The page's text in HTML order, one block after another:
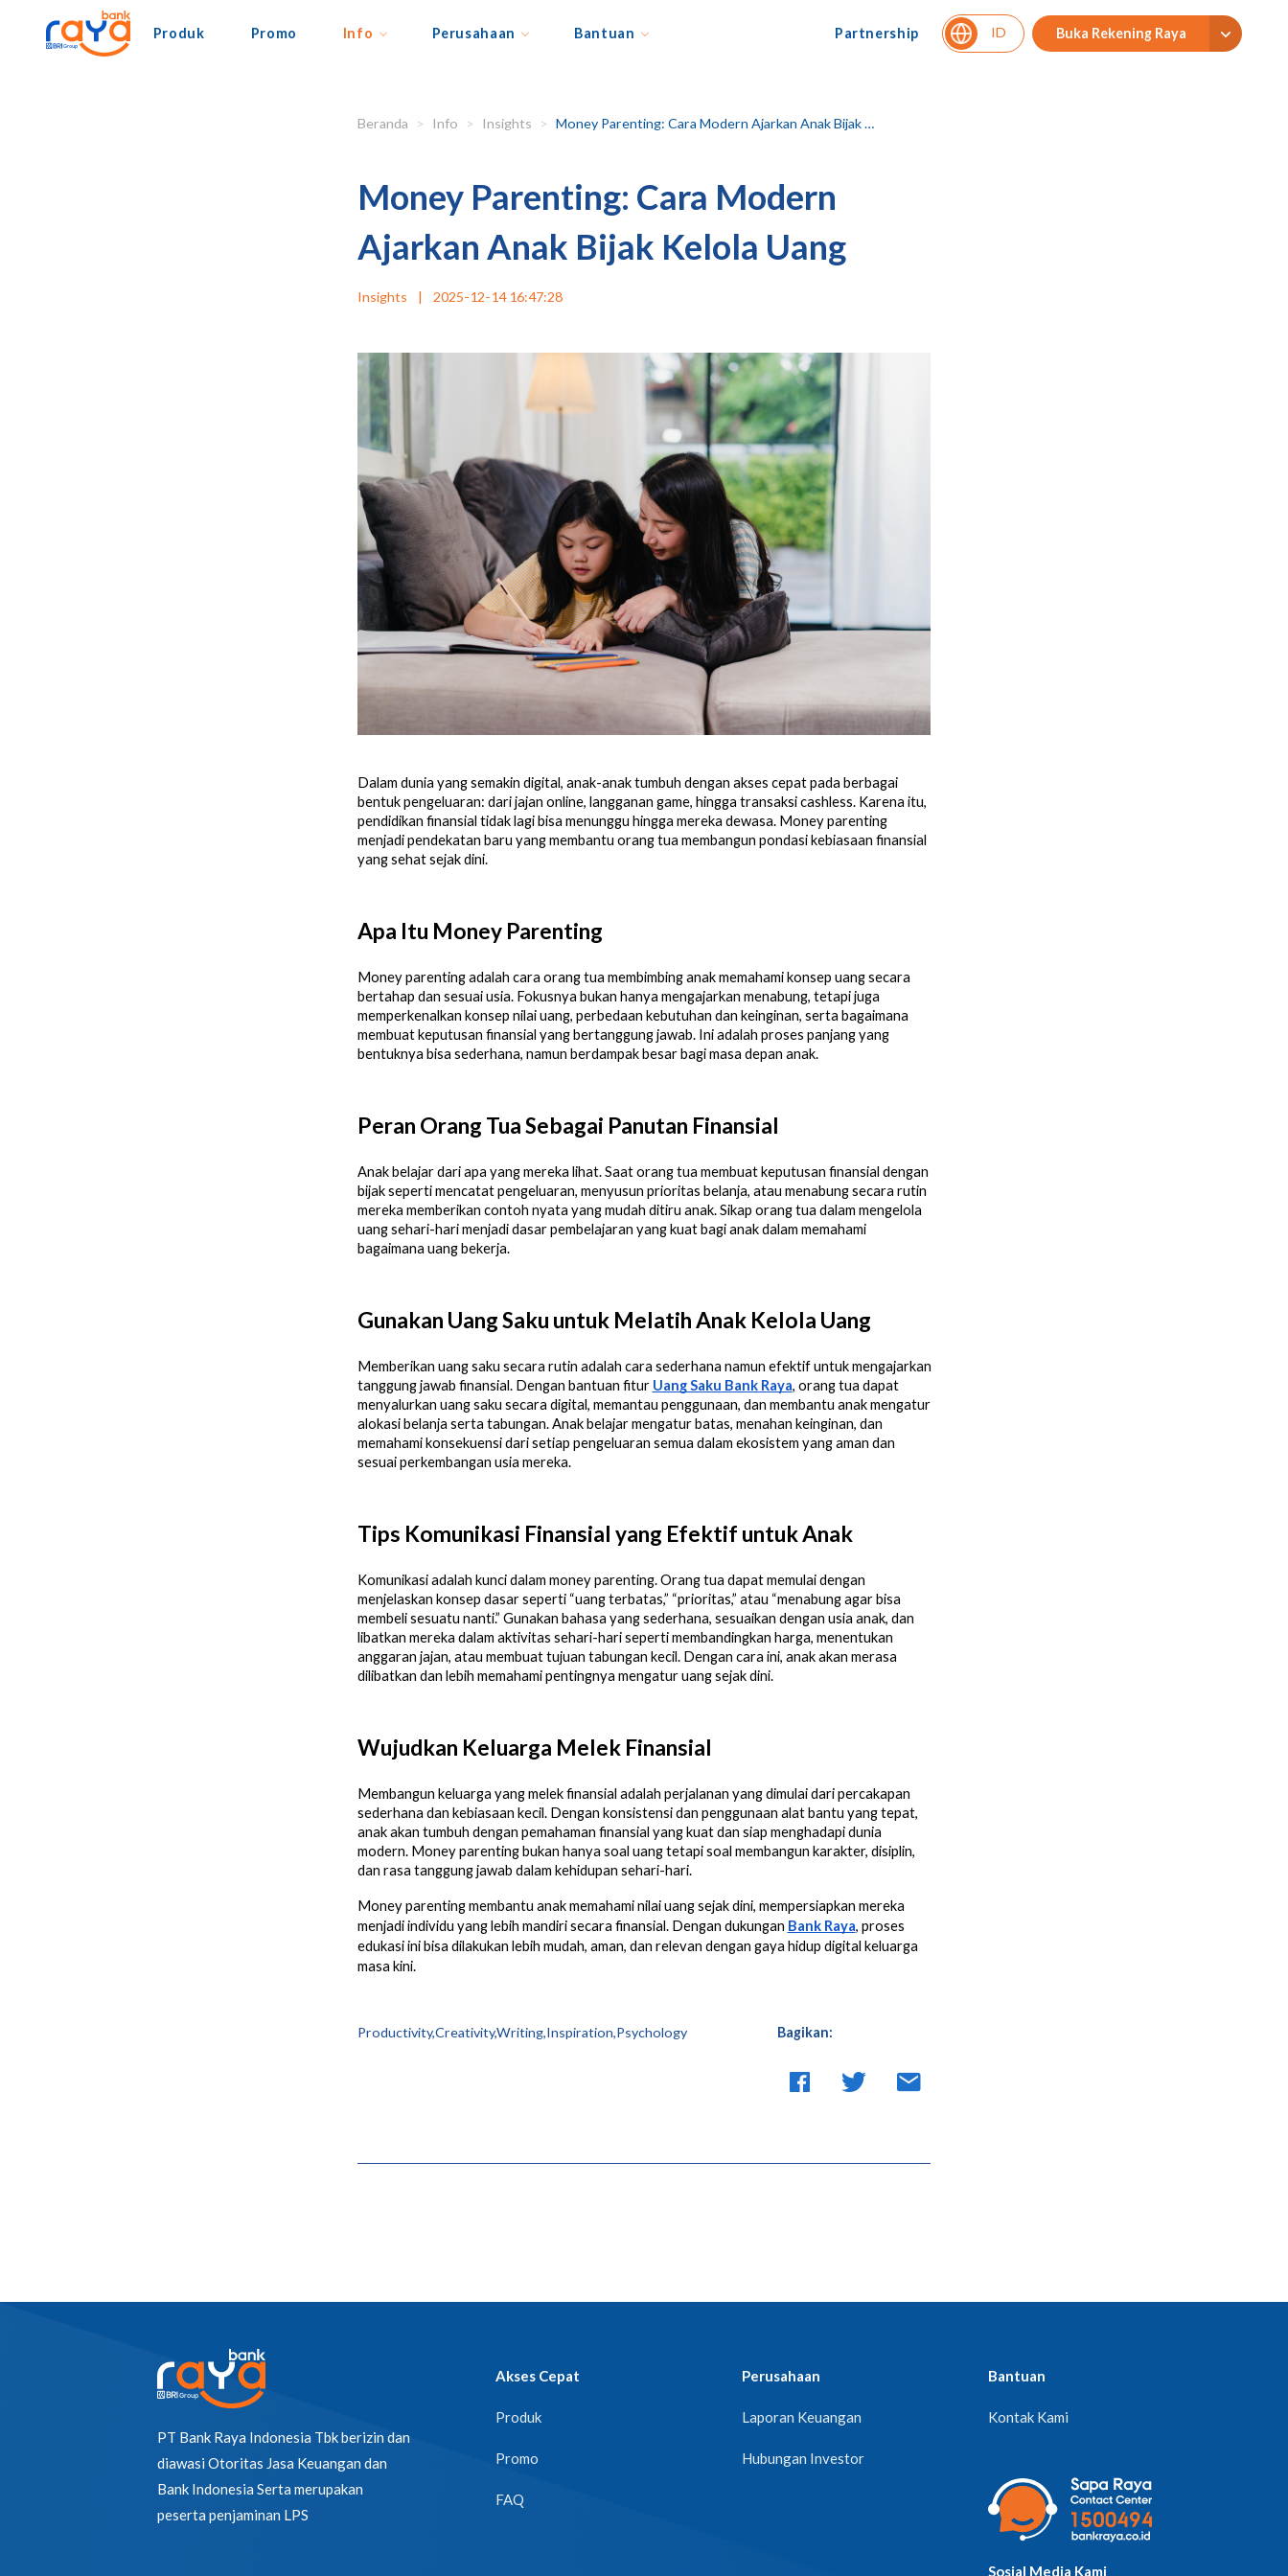
Produk Promo Info Perusahaan Bantuan Partnership ID Buka Rekening Raya
Beranda Info Insights Money Parenting: Cara Modern Ajarkan Anak Bijak Kelola Uang
Money Parenting: Cara Modern
Ajarkan Anak Bijak Kelola Uang
Insights | 2025-12-14 16:47:28
Dalam dunia yang semakin digital, anak-anak tumbuh dengan akses cepat pada berbagai
bentuk pengeluaran: dari jajan online, langganan game, hingga transaksi cashless. Karena itu,
pendidikan finansial tidak lagi bisa menunggu hingga mereka dewasa. Money parenting
menjadi pendekatan baru yang membantu orang tua membangun pondasi kebiasaan finansial
yang sehat sejak dini.
Apa Itu Money Parenting
Money parenting adalah cara orang tua membimbing anak memahami konsep uang secara
bertahap dan sesuai usia. Fokusnya bukan hanya mengajarkan menabung, tetapi juga
memperkenalkan konsep nilai uang, perbedaan kebutuhan dan keinginan, serta bagaimana
membuat keputusan finansial yang bertanggung jawab. Ini adalah proses panjang yang
bentuknya bisa sederhana, namun berdampak besar bagi masa depan anak.
Peran Orang Tua Sebagai Panutan Finansial
Anak belajar dari apa yang mereka lihat. Saat orang tua membuat keputusan finansial dengan
bijak seperti mencatat pengeluaran, menyusun prioritas belanja, atau menabung secara rutin
mereka memberikan contoh nyata yang mudah ditiru anak. Sikap orang tua dalam mengelola
uang sehari-hari menjadi dasar pembelajaran yang kuat bagi anak dalam memahami
bagaimana uang bekerja.
Gunakan Uang Saku untuk Melatih Anak Kelola Uang
Memberikan uang saku secara rutin adalah cara sederhana namun efektif untuk mengajarkan
tanggung jawab finansial. Dengan bantuan fitur Uang Saku Bank Raya, orang tua dapat
menyalurkan uang saku secara digital, memantau penggunaan, dan membantu anak mengatur
alokasi belanja serta tabungan. Anak belajar mengatur batas, menahan keinginan, dan
memahami konsekuensi dari setiap pengeluaran semua dalam ekosistem yang aman dan
sesuai perkembangan usia mereka.
Tips Komunikasi Finansial yang Efektif untuk Anak
Komunikasi adalah kunci dalam money parenting. Orang tua dapat memulai dengan
menjelaskan konsep dasar seperti “uang terbatas,” “prioritas,” atau “menabung agar bisa
membeli sesuatu nanti.” Gunakan bahasa yang sederhana, sesuaikan dengan usia anak, dan
libatkan mereka dalam aktivitas sehari-hari seperti membandingkan harga, menentukan
anggaran jajan, atau membuat tujuan tabungan kecil. Dengan cara ini, anak akan merasa
dilibatkan dan lebih memahami pentingnya mengatur uang sejak dini.
Wujudkan Keluarga Melek Finansial
Membangun keluarga yang melek finansial adalah perjalanan yang dimulai dari percakapan
sederhana dan kebiasaan kecil. Dengan konsistensi dan penggunaan alat bantu yang tepat,
anak akan tumbuh dengan pemahaman finansial yang kuat dan siap menghadapi dunia
modern. Money parenting bukan hanya soal uang tetapi soal membangun karakter, disiplin,
dan rasa tanggung jawab dalam kehidupan sehari-hari.
Money parenting membantu anak memahami nilai uang sejak dini, mempersiapkan mereka
menjadi individu yang lebih mandiri secara finansial. Dengan dukungan Bank Raya, proses
edukasi ini bisa dilakukan lebih mudah, aman, dan relevan dengan gaya hidup digital keluarga
masa kini.
Productivity,Creativity,Writing,Inspiration,Psychology Bagikan:
PT Bank Raya Indonesia Tbk berizin dan
diawasi Otoritas Jasa Keuangan dan
Bank Indonesia Serta merupakan
peserta penjaminan LPS
Akses Cepat
Produk
Promo
FAQ
Perusahaan
Laporan Keuangan
Hubungan Investor
Bantuan
Kontak Kami
Sosial Media Kami